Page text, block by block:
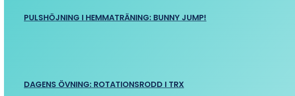
PULSHÖJNING I HEMMATRÄNING: BUNNY JUMP!
DAGENS ÖVNING: ROTATIONSRODD I TRX